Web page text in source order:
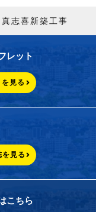
志喜新築工事
レット
見る
見る
こちら